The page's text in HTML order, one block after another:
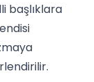
başlıklara